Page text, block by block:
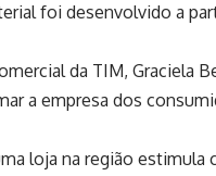
foi desenvolvido a
da TIM, Graciela
a empresa dos
loja na região